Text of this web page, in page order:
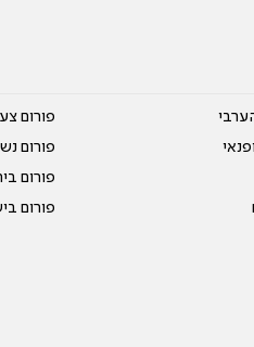
פורום
פורום
פורום
פורום